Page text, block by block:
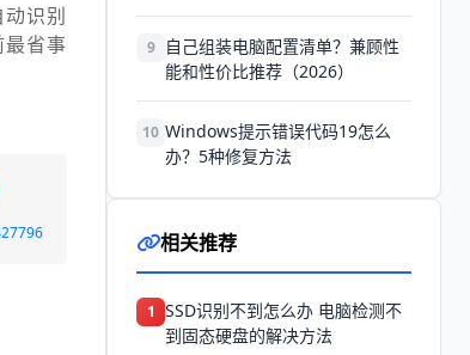
识别
省事
9
自己组装电脑配置清单？兼顾性
能和性价比推荐（2026）
10 Windows提示错误代码19怎么
办？5种修复方法
相关推荐
1 SSD识别不到怎么办 电脑检测不
到固态硬盘的解决方法